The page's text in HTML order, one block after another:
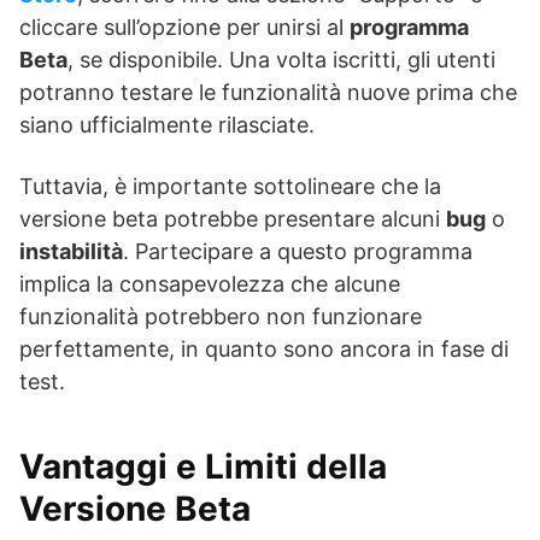
cliccare sull’opzione per unirsi al programma
Beta, se disponibile. Una volta iscritti, gli utenti
potranno testare le funzionalità nuove prima che
siano ufficialmente rilasciate.
Tuttavia, è importante sottolineare che la
versione beta potrebbe presentare alcuni bug o
instabilità. Partecipare a questo programma
implica la consapevolezza che alcune
funzionalità potrebbero non funzionare
perfettamente, in quanto sono ancora in fase di
test.
Vantaggi e Limiti della
Versione Beta